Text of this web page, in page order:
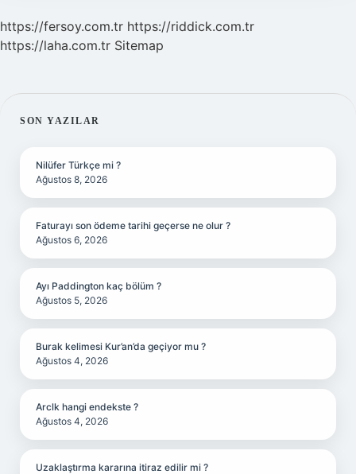
https://fersoy.com.tr https://riddick.com.tr
https://laha.com.tr Sitemap
SIDEBAR
SON YAZILAR
Nilüfer Türkçe mi ?
Ağustos 8, 2026
Faturayı son ödeme tarihi geçerse ne olur ?
Ağustos 6, 2026
Ayı Paddington kaç bölüm ?
Ağustos 5, 2026
Burak kelimesi Kur’an’da geçiyor mu ?
Ağustos 4, 2026
Arclk hangi endekste ?
Ağustos 4, 2026
Uzaklaştırma kararına itiraz edilir mi ?